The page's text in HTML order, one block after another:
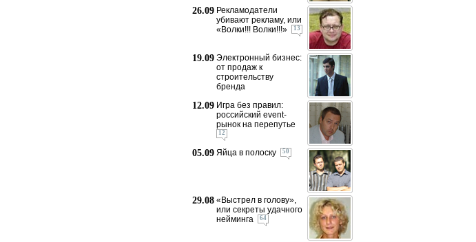
26.09 Рекламодатели
убивают рекламу, или
«Волки!!! Волки!!!»
13
19.09 Электронный бизнес:
от продаж к
строительству
бренда
12.09 Игра без правил:
российский event-
рынок на перепутье
12
05.09 Яйца в полоску 50
29.08 «Выстрел в голову»,
или секреты удачного
нейминга
64